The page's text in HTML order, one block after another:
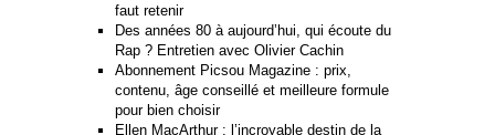
faut retenir
Des années 80 à aujourd’hui, qui écoute du
Rap ? Entretien avec Olivier Cachin
Abonnement Picsou Magazine : prix,
contenu, âge conseillé et meilleure formule
pour bien choisir
Ellen MacArthur : l’incroyable destin de la